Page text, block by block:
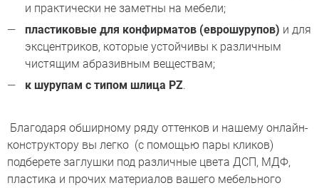
и практически не заметны на мебели;
пластиковые для конфирматов (еврошурупов) и для
эксцентриков, которые устойчивы к различным
чистящим абразивным веществам;
к шурупам с типом шлица PZ.
Благодаря обширному ряду оттенков и нашему онлайн-
конструктору вы легко (с помощью пары кликов)
подберете заглушки под различные цвета ДСП, МДФ,
пластика и прочих материалов вашего мебельного